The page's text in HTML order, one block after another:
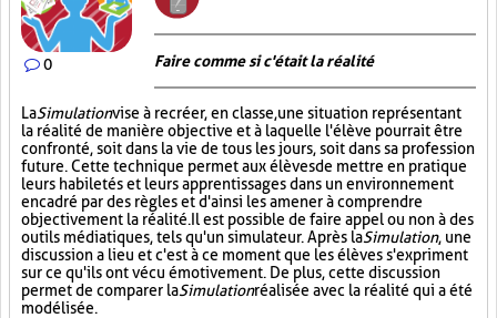
0 Faire comme si c'était la réalité
LaSimulationvise à recréer, en classe, une situation représentant
la réalité de manière objective et à laquelle l'élève pourrait être
confronté, soit dans la vie de tous les jours, soit dans sa profession
future. Cette technique permet aux élèves de mettre en pratique
leurs habiletés et leurs apprentissages dans un environnement
encadré par des règles et d'ainsi les amener à comprendre
objectivement la réalité. Il est possible de faire appel ou non à des
outils médiatiques, tels qu'un simulateur. Après laSimulation, une
discussion a lieu et c'est à ce moment que les élèves s'expriment
sur ce qu'ils ont vécu émotivement. De plus, cette discussion
permet de comparer laSimulationréalisée avec la réalité qui a été
modélisée.